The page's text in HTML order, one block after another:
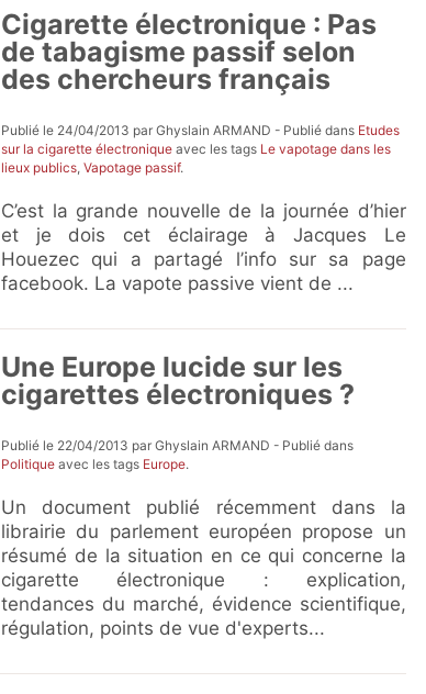
Cigarette électronique : Pas
de tabagisme passif selon
des chercheurs français
Publié le 24/04/2013 par Ghyslain ARMAND - Publié dans Etudes
sur la cigarette électronique avec les tags Le vapotage dans les
lieux publics,Vapotage passif.
C’est la grande nouvelle de la journée d’hier
et je dois cet éclairage à Jacques Le
Houezec qui a partagé l’info sur sa page
facebook. La vapote passive vient de ...
Une Europe lucide sur les
cigarettes électroniques ?
Publié le 22/04/2013 par Ghyslain ARMAND - Publié dans
Politique avec les tags Europe.
Un document publié récemment dans la
librairie du parlement européen propose un
résumé de la situation en ce qui concerne la
cigarette électronique : explication,
tendances du marché, évidence scientifique,
régulation, points de vue d'experts...